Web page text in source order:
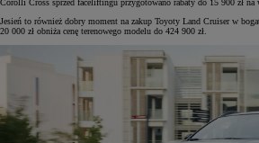
Corolli Cross sprzed faceliftingu przygotowano rabaty do 15 900 zł
Jesień to również dobry moment na zakup Toyoty Land Cruiser w
20 000 zł obniża cenę terenowego modelu do 424 900 zł.